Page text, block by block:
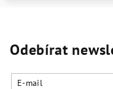
Odebírat
E-mail